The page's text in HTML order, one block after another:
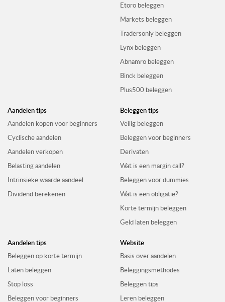
Etoro beleggen
Markets beleggen
Tradersonly beleggen
Lynx beleggen
Abnamro beleggen
Binck beleggen
Plus500 beleggen
Aandelen tips
Aandelen kopen voor beginners
Cyclische aandelen
Aandelen verkopen
Belasting aandelen
Intrinsieke waarde aandeel
Dividend berekenen
Beleggen tips
Veilig beleggen
Beleggen voor beginners
Derivaten
Wat is een margin call?
Beleggen voor dummies
Wat is een obligatie?
Korte termijn beleggen
Geld laten beleggen
Aandelen tips
Beleggen op korte termijn
Laten beleggen
Stop loss
Beleggen voor beginners
Website
Basis over aandelen
Beleggingsmethodes
Beleggen tips
Leren beleggen